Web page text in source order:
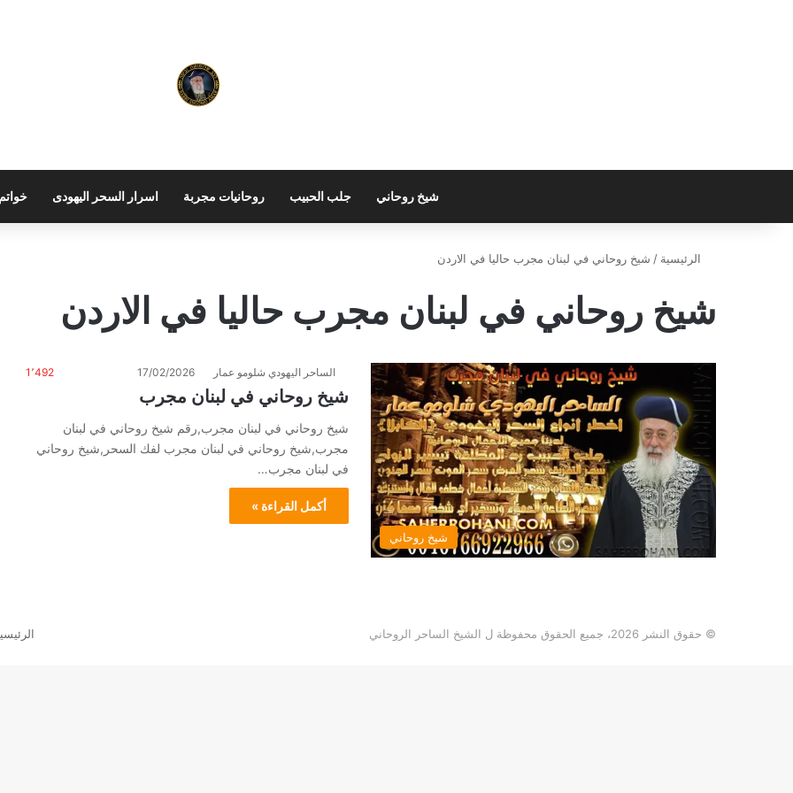
شيخ روحاني جلب الحبيب روحانيات مجربة اسرار السحر اليهودى
الرئيسية / شيخ روحاني في لبنان مجرب حاليا في الاردن
شيخ روحاني في لبنان مجرب حاليا في الاردن
شيخ روحاني
الساحر اليهودي شلومو عمار 17/02/2026 1٬492
شيخ روحاني في لبنان مجرب
شيخ روحاني في لبنان مجرب,رقم شيخ روحاني في لبنان
مجرب,شيخ روحاني في لبنان مجرب لفك السحر,شيخ روحاني
في لبنان مجرب…
أكمل القراءة »
© حقوق النشر 2026، جميع الحقوق محفوظة ل الشيخ الساحر الروحاني